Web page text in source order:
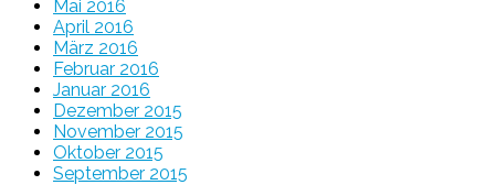
Mai 2016
April 2016
März 2016
Februar 2016
Januar 2016
Dezember 2015
November 2015
Oktober 2015
September 2015